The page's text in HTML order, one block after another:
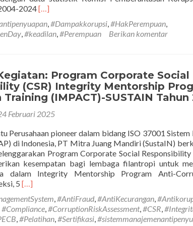
2024Selengkapnya
Perempuan
Internasional:
Perempuan,
Akankah
Terus
[…]
,#Dampakkorupsi,#HakPerempuan,
,#keadilan,#Perempuan Berikan komentar
Program Corporate Social
(CSR) Integrity Mentorship
(IMPACT)-SUSTAIN Tahun
Februari 2025
Perusahaan pioneer dalam bidang ISO 37001
di Indonesia, PT Mitra Juang Mandiri (SustaIN)
Program Corporate Social Responsibility
kesempatan bagi lembaga filantropi untuk
dalam Integrity Mentorship Program Anti-
5 Selengkapnya
Kegiatan:
Program
Corporate
[…]
,#AntiFraud,#AntiKecurangan,
#Compliance,#CorruptionRiskAssessment,#CSR,
,#Pelatihan,#Sertifikasi,